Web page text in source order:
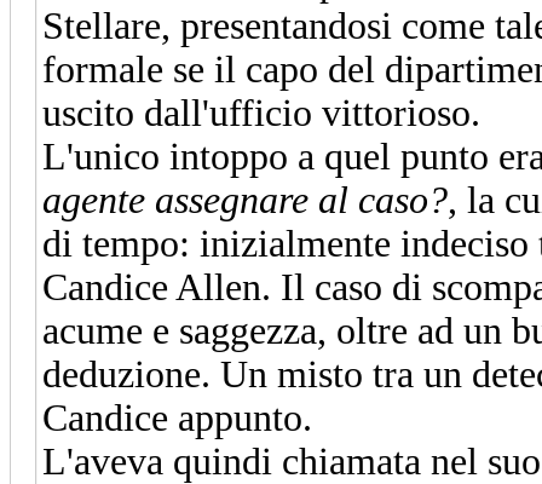
Stellare, presentandosi come
formale se il capo del
uscito dall'ufficio vittorioso.
L'unico intoppo a quel punto
agente assegnare al caso?, la
di tempo: inizialmente
Candice Allen. Il caso di
acume e saggezza, oltre ad un
deduzione. Un misto tra un
Candice appunto.
L'aveva quindi chiamata nel